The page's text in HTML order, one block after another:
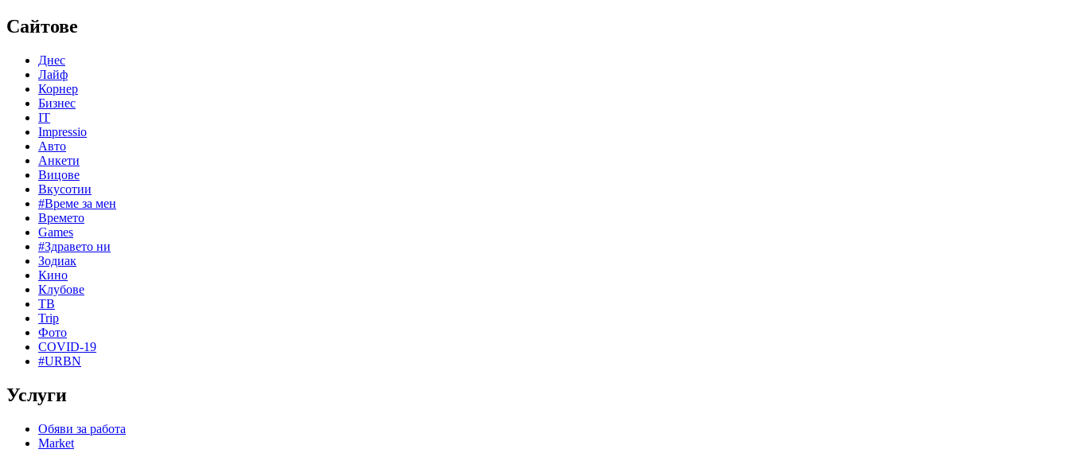
Сайтове
Днес
Лайф
Корнер
Бизнес
IT
Impressio
Авто
Анкети
Вицове
Вкусотии
#Време за мен
Времето
Games
#Здравето ни
Зодиак
Кино
Клубове
ТВ
Trip
Фото
COVID-19
#URBN
Услуги
Обяви за работа
Market